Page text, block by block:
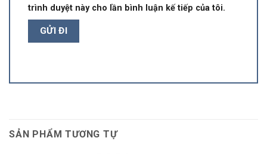
trình duyệt này cho lần bình luận kế tiếp của tôi.
SẢN PHẨM TƯƠNG TỰ